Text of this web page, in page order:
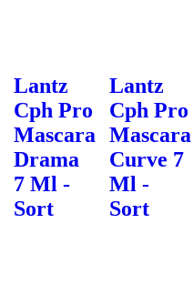
Lantz
Cph Pro
Mascara
Drama
7 Ml -
Sort
Lantz
Cph Pro
Mascara
Curve 7
Ml -
Sort